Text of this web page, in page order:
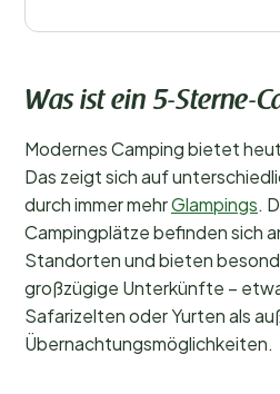
Was ist ein 5-Sterne-
Modernes Camping bietet
Das zeigt sich auf
durch immer mehrGlampings.
Campingplätze befinden sich
Standorten und bieten
großzügige Unterkünfte –
Safarizelten oder Yurten als
Übernachtungsmöglichkeiten.